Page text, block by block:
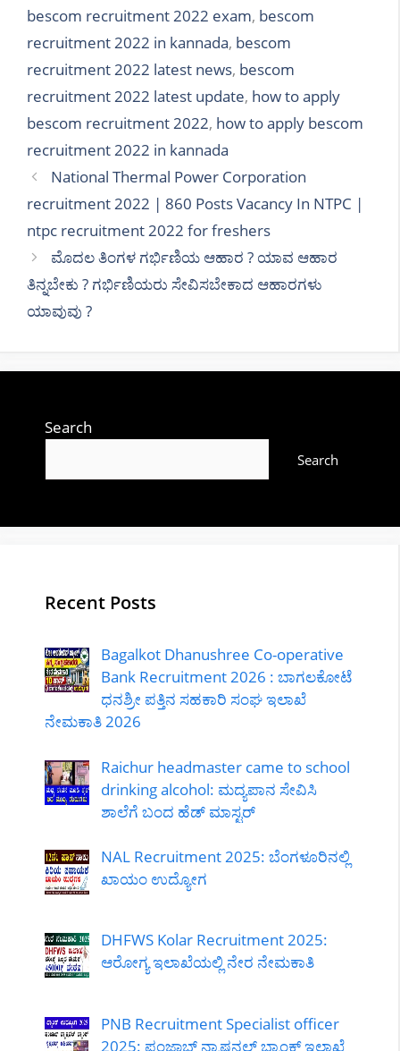
bescom recruitment 2022 exam, bescom
recruitment 2022 in kannada, bescom
recruitment 2022 latest news, bescom
recruitment 2022 latest update, how to apply
bescom recruitment 2022, how to apply bescom
recruitment 2022 in kannada
National Thermal Power Corporation
recruitment 2022 | 860 Posts Vacancy In NTPC |
ntpc recruitment 2022 for freshers
ಮೊದಲ ತಿಂಗಳ ಗರ್ಭಿಣಿಯ ಆಹಾರ ?‌ ಯಾವ ಆಹಾರ
ತಿನ್ನಬೇಕು ? ಗರ್ಭಿಣಿಯರು ಸೇವಿಸಬೇಕಾದ ಆಹಾರಗಳು
ಯಾವುವು ?
Search
Search
Recent Posts
Bagalkot Dhanushree Co-operative
Bank Recruitment 2026 : ಬಾಗಲಕೋಟೆ
ಧನಶ್ರೀ ಪತ್ತಿನ ಸಹಕಾರಿ ಸಂಘ ಇಲಾಖೆ
ನೇಮಕಾತಿ 2026
Raichur headmaster came to school
drinking alcohol: ಮದ್ಯಪಾನ ಸೇವಿಸಿ
ಶಾಲೆಗೆ ಬಂದ ಹೆಡ್ ಮಾಸ್ಟರ್
NAL Recruitment 2025: ಬೆಂಗಳೂರಿನಲ್ಲಿ
ಖಾಯಂ ಉದ್ಯೋಗ
DHFWS Kolar Recruitment 2025:
ಆರೋಗ್ಯ ಇಲಾಖೆಯಲ್ಲಿ ನೇರ ನೇಮಕಾತಿ
PNB Recruitment Specialist officer
2025: ಪಂಜಾಬ್ ನ್ಯಾಷನಲ್ ಬ್ಯಾಂಕ್ ಇಲಾಖೆ